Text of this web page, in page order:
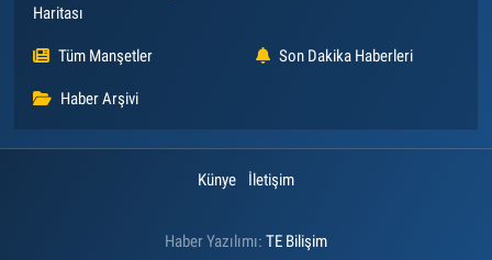
Haritası
Tüm Manşetler Son Dakika Haberleri
Haber Arşivi
Künye İletişim
Haber Yazılımı: TE Bilişim